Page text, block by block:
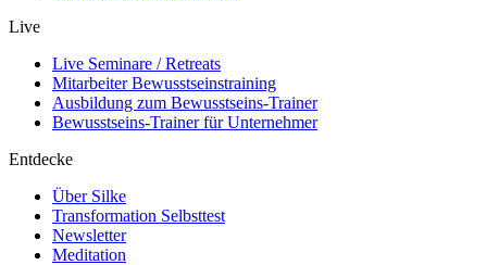
Live
Live Seminare / Retreats
Mitarbeiter Bewusstseinstraining
Ausbildung zum Bewusstseins-Trainer
Bewusstseins-Trainer für Unternehmer
Entdecke
Über Silke
Transformation Selbsttest
Newsletter
Meditation